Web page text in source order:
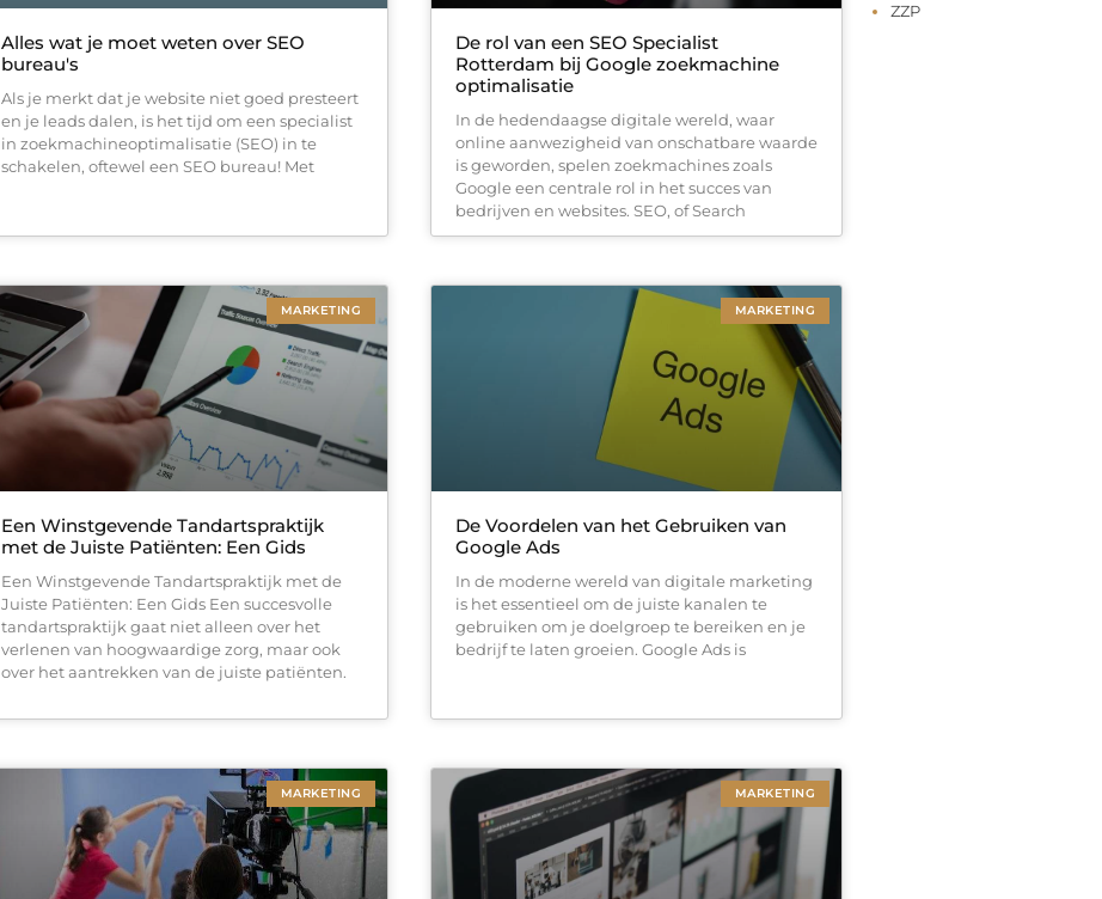
Alles wat je moet weten over SEO
bureau's
Als je merkt dat je website niet goed presteert
en je leads dalen, is het tijd om een specialist
in zoekmachineoptimalisatie (SEO) in te
schakelen, oftewel een SEO bureau! Met
De rol van een SEO Specialist
Rotterdam bij Google zoekmachine
optimalisatie
In de hedendaagse digitale wereld, waar
online aanwezigheid van onschatbare waarde
is geworden, spelen zoekmachines zoals
Google een centrale rol in het succes van
bedrijven en websites. SEO, of Search
MARKETING
Een Winstgevende Tandartspraktijk
met de Juiste Patiënten: Een Gids
Een Winstgevende Tandartspraktijk met de
Juiste Patiënten: Een Gids Een succesvolle
tandartspraktijk gaat niet alleen over het
verlenen van hoogwaardige zorg, maar ook
over het aantrekken van de juiste patiënten.
MARKETING
De Voordelen van het Gebruiken van
Google Ads
In de moderne wereld van digitale marketing
is het essentieel om de juiste kanalen te
gebruiken om je doelgroep te bereiken en je
bedrijf te laten groeien. Google Ads is
MARKETING MARKETING
ZZP